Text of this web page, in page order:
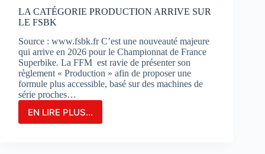
LA CATÉGORIE PRODUCTION ARRIVE SUR
LE FSBK
Source : www.fsbk.fr C’est une nouveauté majeure
qui arrive en 2026 pour le Championnat de France
Superbike. La FFM est ravie de présenter son
règlement « Production » afin de proposer une
formule plus accessible, basé sur des machines de
série proches…
EN LIRE PLUS...
LA